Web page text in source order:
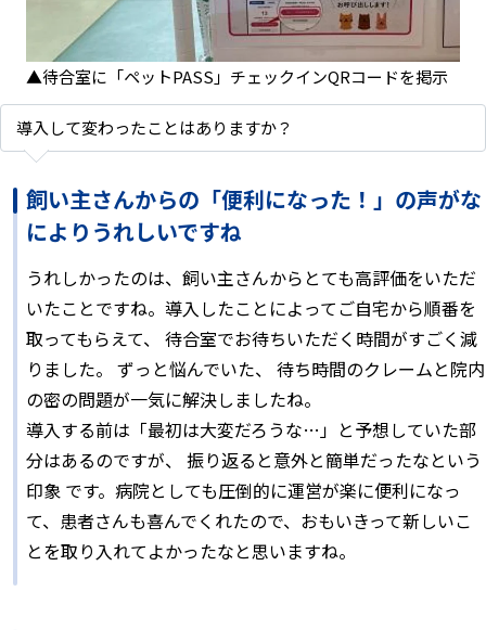
▲待合室に「ペットPASS」チェックインQRコードを掲示
導入して変わったことはありますか？
飼い主さんからの「便利になった！」の声がな
によりうれしいですね
うれしかったのは、飼い主さんからとても高評価をいただ
いたことですね。導入したことによってご自宅から順番を
取ってもらえて、 待合室でお待ちいただく時間がすごく減
りました。 ずっと悩んでいた、 待ち時間のクレームと院内
の密の問題が一気に解決しましたね。
導入する前は「最初は大変だろうな…」と予想していた部
分はあるのですが、 振り返ると意外と簡単だったなという
印象 です。病院としても圧倒的に運営が楽に便利になっ
て、患者さんも喜んでくれたので、おもいきって新しいこ
とを取り入れてよかったなと思いますね。